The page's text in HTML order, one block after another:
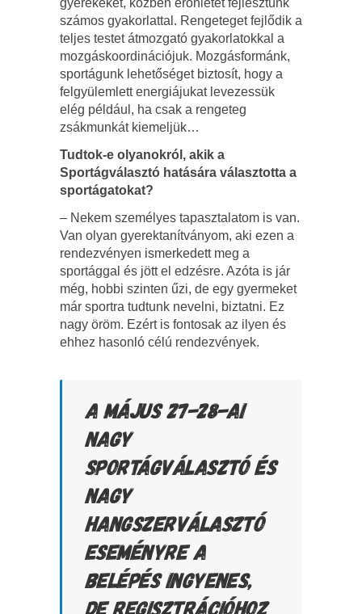
számos gyakorlattal. Rengeteget fejlődik a
teljes testet átmozgató gyakorlatokkal a
mozgáskoordinációjuk. Mozgásformánk,
sportágunk lehetőséget biztosít, hogy a
felgyülemlett energiájukat levezessük
elég például, ha csak a rengeteg
zsákmunkát kiemeljük…
Tudtok-e olyanokról, akik a
Sportágválasztó hatására választotta a
sportágatokat?
– Nekem személyes tapasztalatom is van.
Van olyan gyerektanítványom, aki ezen a
rendezvényen ismerkedett meg a
sportággal és jött el edzésre. Azóta is jár
még, hobbi szinten űzi, de egy gyermeket
már sportra tudtunk nevelni, biztatni. Ez
nagy öröm. Ezért is fontosak az ilyen és
ehhez hasonló célú rendezvények.
A MÁJUS 27-28-AI
NAGY
SPORTÁGVÁLASZTÓ ÉS
NAGY
HANGSZERVÁLASZTÓ
ESEMÉNYRE A
BELÉPÉS INGYENES,
DE REGISZTRÁCIÓHOZ